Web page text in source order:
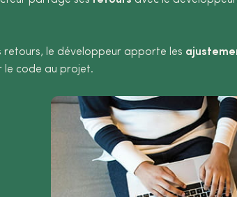
retours, le développeur apporte les
le code au projet.